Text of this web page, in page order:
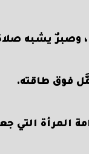
وصبرٌ يشبه
فوق طاقته.
المرأة التي